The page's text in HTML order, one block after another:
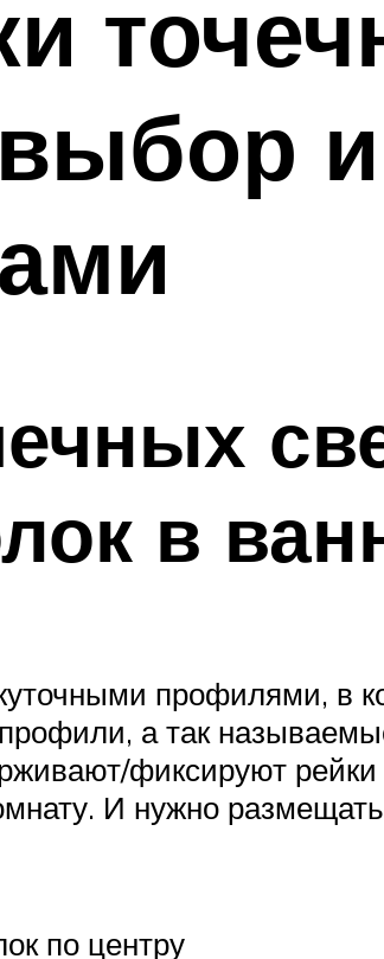
и
в
профилями, в
а так
фиксируют
И нужно
по центру